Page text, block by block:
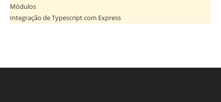
Módulos
Integração de Typescript com Express